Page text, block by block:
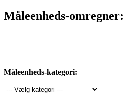
Måleenheds-omregner:
Måleenheds-kategori: